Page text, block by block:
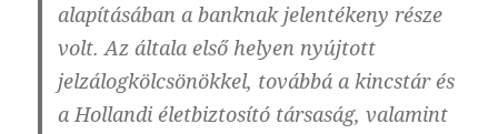
alapításában a banknak jelentékeny része
volt. Az általa első helyen nyújtott
jelzálogkölcsönökkel, továbbá a kincstár és
a Hollandi életbiztosító társaság, valamint